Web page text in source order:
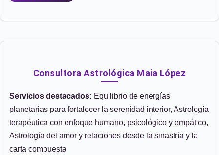
Consultora Astrológica Maia López
Servicios destacados: Equilibrio de energías
planetarias para fortalecer la serenidad interior, Astrología
terapéutica con enfoque humano, psicológico y empático,
Astrología del amor y relaciones desde la sinastría y la
carta compuesta